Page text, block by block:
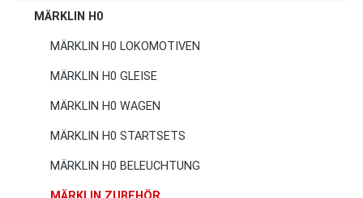
MÄRKLIN H0
MÄRKLIN H0 LOKOMOTIVEN
MÄRKLIN H0 GLEISE
MÄRKLIN H0 WAGEN
MÄRKLIN H0 STARTSETS
MÄRKLIN H0 BELEUCHTUNG